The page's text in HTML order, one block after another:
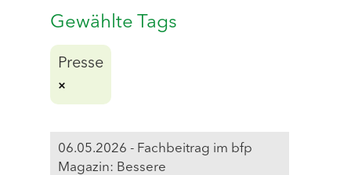
Gewählte Tags
Presse
06.05.2026 - Fachbeitrag im bfp
Magazin: Bessere